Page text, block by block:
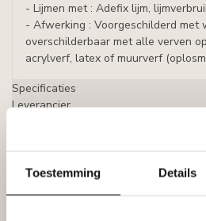
Toestemming Details
- Lijmen met : Adefix lijm,
- Afwerking : Voorgeschilderd met
overschilderbaar met alle verven
acrylverf, latex of muurverf
Specificaties
Leverancier